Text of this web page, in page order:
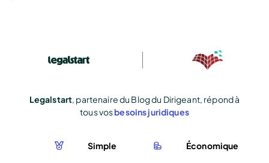
Legalstart, partenaire du Blog du Dirigeant, répond à
tous vosbesoins juridiques
Simple Économique